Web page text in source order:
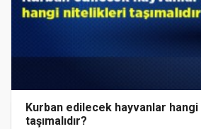
Kurban edilecek hayvanlar
taşımalıdır?